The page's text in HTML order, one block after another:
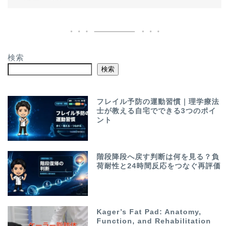
検索
検索
フレイル予防の運動習慣｜理学療法
士が教える自宅でできる3つのポイ
ント
階段降段へ戻す判断は何を見る？負
荷耐性と24時間反応をつなぐ再評価
Kager’s Fat Pad: Anatomy,
Function, and Rehabilitation